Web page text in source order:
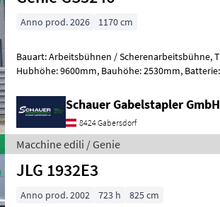
Anno prod. 2026 1170 cm
Bauart: Arbeitsbühnen / Scherenarbeitsbühne, Tragkraft: 318kg,
Hubhöhe: 9600mm, Bauhöhe: 2530mm, Batterie: Trojan 6V 228Ah
Schauer Gabelstapler GmbH
8424 Gabersdorf
Macchine edili / Genie
JLG 1932E3
Anno prod. 2002 723 h 825 cm